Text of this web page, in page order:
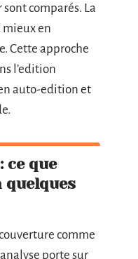
comparés. La
en
Cette approche
l’edition
auto-edition et
ce que
quelques
comme
porte sur